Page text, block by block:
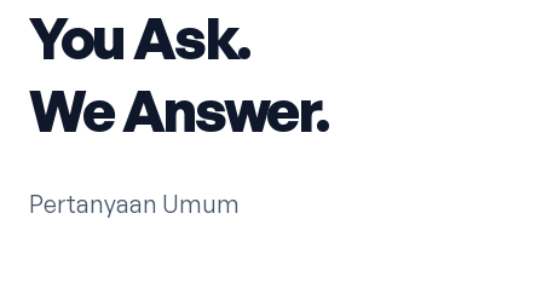
You Ask.
We Answer.
Pertanyaan Umum